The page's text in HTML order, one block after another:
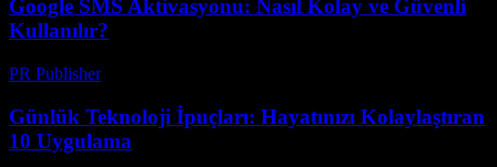
Google SMS Aktivasyonu: Nasıl Kolay ve Güvenli
Kullanılır?
PR Publisher-
Günlük Teknoloji İpuçları: Hayatınızı Kolaylaştıran
10 Uygulama